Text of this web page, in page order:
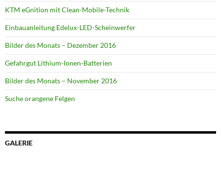
KTM eGnition mit Clean-Mobile-Technik
Einbauanleitung Edelux-LED-Scheinwerfer
Bilder des Monats – Dezember 2016
Gefahrgut Lithium-Ionen-Batterien
Bilder des Monats – November 2016
Suche orangene Felgen
GALERIE